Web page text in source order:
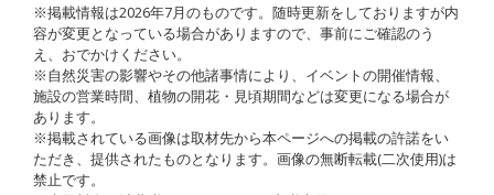
※掲載情報は2026年7月のものです。随時更新をしておりますが内
容が変更となっている場合がありますので、事前にご確認のう
え、おでかけください。
※自然災害の影響やその他諸事情により、イベントの開催情報、
施設の営業時間、植物の開花・見頃期間などは変更になる場合が
あります。
※掲載されている画像は取材先から本ページへの掲載の許諾をい
ただき、提供されたものとなります。画像の無断転載(二次使用)は
禁止です。